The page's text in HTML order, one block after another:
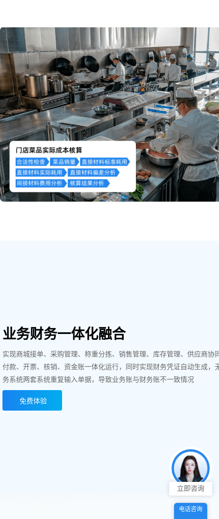
业务财务一体化融合
实现商城接单、采购管理、称重分拣、销售管理、库存管理、供应商协
付款、开票、核销、资金账一体化运行，同时实现财务凭证自动生成，
务系统两套系统重复输入单据，导致业务账与财务账不一致情况
免费体验
立即咨询
电话咨询